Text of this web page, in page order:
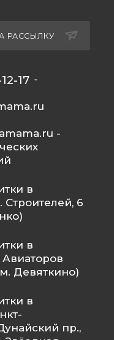
РАССЫЛКУ
17
-
в
Строителей, 6
в
Девяткино)
в
пр.,